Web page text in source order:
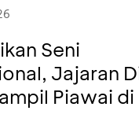
Seni
Jajaran
Piawai di